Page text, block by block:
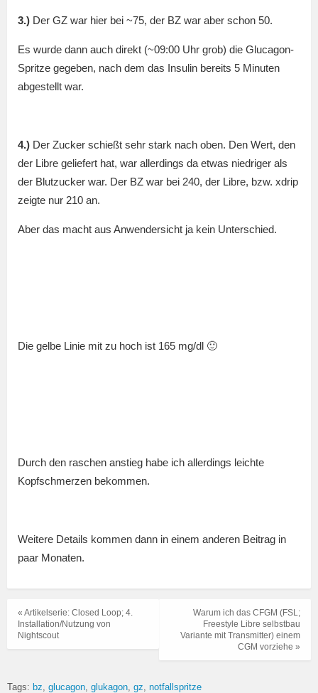
3.) Der GZ war hier bei ~75, der BZ war aber schon 50.
Es wurde dann auch direkt (~09:00 Uhr grob) die Glucagon-
Spritze gegeben, nach dem das Insulin bereits 5 Minuten
abgestellt war.
4.) Der Zucker schießt sehr stark nach oben. Den Wert, den
der Libre geliefert hat, war allerdings da etwas niedriger als
der Blutzucker war. Der BZ war bei 240, der Libre, bzw. xdrip
zeigte nur 210 an.
Aber das macht aus Anwendersicht ja kein Unterschied.
Die gelbe Linie mit zu hoch ist 165 mg/dl 🙂
Durch den raschen anstieg habe ich allerdings leichte
Kopfschmerzen bekommen.
Weitere Details kommen dann in einem anderen Beitrag in
paar Monaten.
Warum ich das CFGM (FSL;
Freestyle Libre selbstbau
Variante mit Transmitter) einem
CGM vorziehe »
« Artikelserie: Closed Loop; 4.
Installation/Nutzung von
Nightscout
Tags: bz glucagon glukagon gz notfallspritze